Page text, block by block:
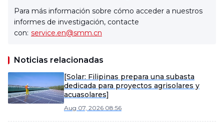
Para más información sobre cómo acceder a nuestros
informes de investigación, contacte
con: service.en@smm.cn
Noticias relacionadas
[Solar: Filipinas prepara una subasta
dedicada para proyectos agrisolares y
acuasolares]
Aug 07, 2026 08:56